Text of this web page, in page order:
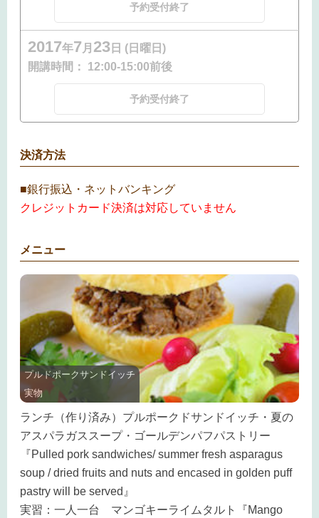
予約受付終了
2017年7 月 23 日 (日曜日)
開講時間：
12:00-15:00前後
予約受付終了
決済方法
■銀行振込・ネットバンキング
クレジットカード決済は対応していません
メニュー
プルドポークサンドイッチ
実物
ランチ（作り済み）プルポークドサンドイッチ・夏の
アスパラガススープ・ゴールデンパフパストリー
『Pulled pork sandwiches/ summer fresh asparagus
soup / dried fruits and nuts and encased in golden puff
pastry will be served』
実習：一人一台 マンゴキーライムタルト『Mango